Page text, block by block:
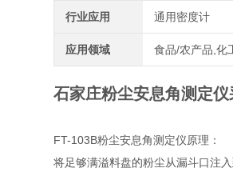
行业应用 通用密度计
应用领域 食品/农产品,化
石家庄粉尘安息角测定仪
FT-103B粉尘安息角测定仪原理：
将足够满溢料盘的粉尘从漏斗口注